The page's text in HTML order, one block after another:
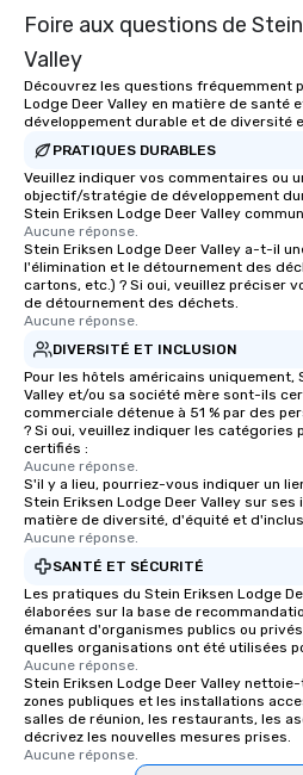
Foire aux questions de
Valley
Découvrez les questions fréquemment
Lodge Deer Valley en matière de santé
développement durable et de diversité
PRATIQUES DURABLES
Veuillez indiquer vos commentaires ou
objectif/stratégie de développement
Stein Eriksen Lodge Deer Valley
Aucune réponse.
Stein Eriksen Lodge Deer Valley a-t-il
l'élimination et le détournement des
cartons, etc.) ? Si oui, veuillez préciser
de détournement des déchets.
Aucune réponse.
DIVERSITÉ ET INCLUSION
Pour les hôtels américains uniquement,
Valley et/ou sa société mère sont-ils
commerciale détenue à 51 % par des
? Si oui, veuillez indiquer les catégories
certifiés :
Aucune réponse.
S'il y a lieu, pourriez-vous indiquer un
Stein Eriksen Lodge Deer Valley sur
matière de diversité, d'équité et
Aucune réponse.
SANTÉ ET SÉCURITÉ
Les pratiques du Stein Eriksen Lodge
élaborées sur la base de
émanant d'organismes publics ou
quelles organisations ont été utilisées
Aucune réponse.
Stein Eriksen Lodge Deer Valley
zones publiques et les installations
salles de réunion, les restaurants, les
décrivez les nouvelles mesures prises.
Aucune réponse.